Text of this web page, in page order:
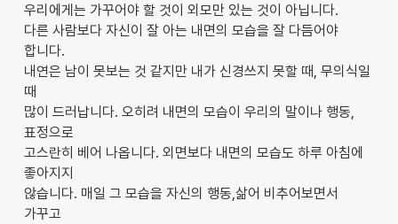
우리에게는 가꾸어야 할 것이 외모만 있는 것이 아닙니다.
다른 사람보다 자신이 잘 아는 내면의 모습을 잘 다듬어야
합니다.
내연은 남이 못보는 것 같지만 내가 신경쓰지 못할 때, 무의식일
때
많이 드러납니다. 오히려 내면의 모습이 우리의 말이나 행동,
표정으로
고스란히 베어 나옵니다. 외면보다 내면의 모습도 하루 아침에
좋아지지
않습니다. 매일 그 모습을 자신의 행동,삶어 비추어보면서
가꾸고